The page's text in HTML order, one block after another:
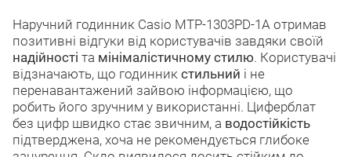
Наручний годинник Casio MTP-1303PD-1A отримав
позитивні відгуки від користувачів завдяки своїй
надійності та мінімалістичному стилю. Користувачі
відзначають, що годинник стильний і не
перенавантажений зайвою інформацією, що
робить його зручним у використанні. Циферблат
без цифр швидко стає звичним, а водостійкість
підтверджена, хоча не рекомендується глибоке